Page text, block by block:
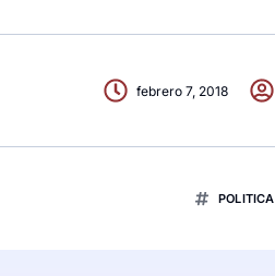
febrero 7, 2018
POLITICA